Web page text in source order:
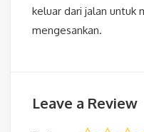
keluar dari jalan untuk
mengesankan.
Leave a Review